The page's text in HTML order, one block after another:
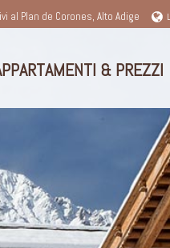
Plan de Corones, Alto Adige
& PREZZI